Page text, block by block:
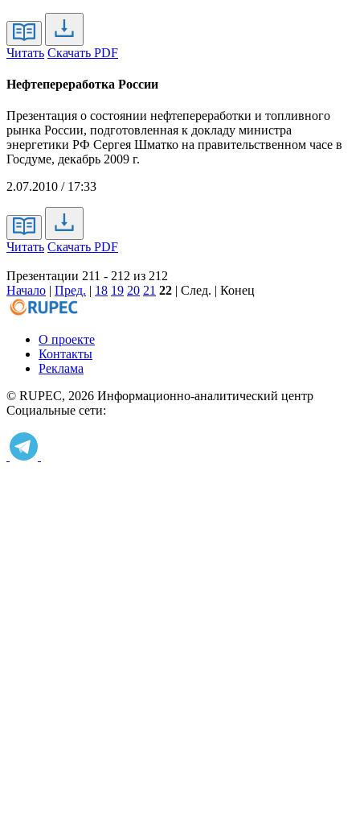
Читать Скачать PDF
Нефтепереработка России
Презентация о состоянии нефтепереработки и топливного
рынка России, подготовленная к докладу министра
энергетики РФ Сергея Шматко на правительственном часе в
Госдуме, декабрь 2009 г.
2.07.2010 / 17:33
Читать Скачать PDF
Презентации 211 - 212 из 212
Начало | Пред. | 18 19 20 21 22 | След. | Конец
О проекте
Контакты
Реклама
© RUPEC, 2026 Информационно-аналитический центр
Социальные сети: